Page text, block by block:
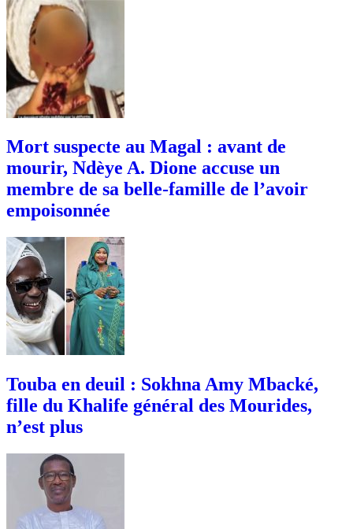
Mort suspecte au Magal : avant de
mourir, Ndèye A. Dione accuse un
membre de sa belle-famille de l’avoir
empoisonnée
Touba en deuil : Sokhna Amy Mbacké,
fille du Khalife général des Mourides,
n’est plus